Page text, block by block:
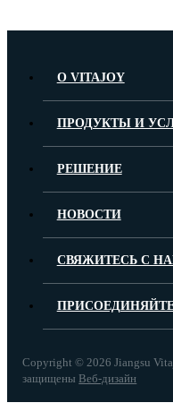
О VITAJOY
ПРОДУКТЫ И
РЕШЕНИЕ
НОВОСТИ
СВЯЖИТЕСЬ С
Copyright © 2026 Jiangsu
защищены Веб-дизайн